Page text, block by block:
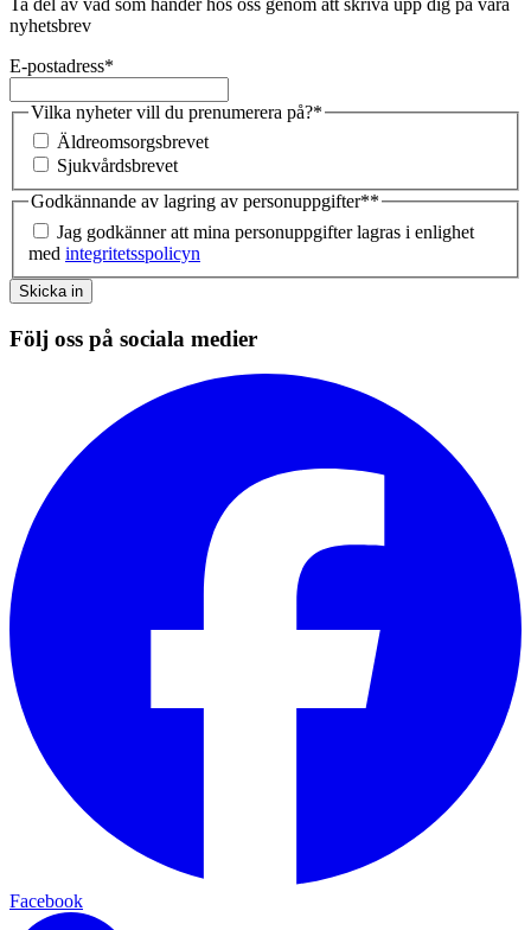
nyhetsbrev
E-postadress*
Vilka nyheter vill du prenumerera på?*
Äldreomsorgsbrevet
Sjukvårdsbrevet
Godkännande av lagring av personuppgifter**
Jag godkänner att mina personuppgifter lagras i enlighet
med integritetsspolicyn
Skicka in
Följ oss på sociala medier
Facebook